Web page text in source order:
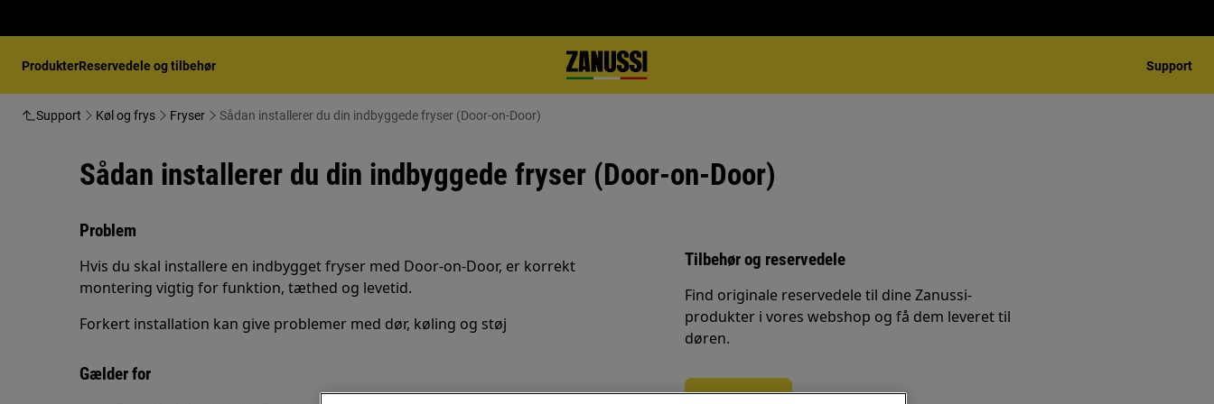
ProdukterReservedele og tilbehør Support
Support Køl og frys Fryser Sådan installerer du din indbyggede fryser (Door-on-Door)
Sådan installerer du din indbyggede fryser (Door-on-Door)
Problem
Hvis du skal installere en indbygget fryser med Door‑on‑Door, er korrekt
montering vigtig for funktion, tæthed og levetid.
Forkert installation kan give problemer med dør, køling og støj
Gælder for
Tilbehør og reservedele
Find originale reservedele til dine Zanussi-
produkter i vores webshop og få dem leveret til
døren.
Til webshop